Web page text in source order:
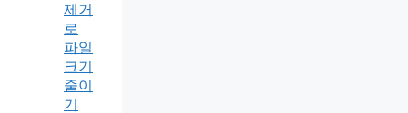
제거
로
파일
크기
줄이
기